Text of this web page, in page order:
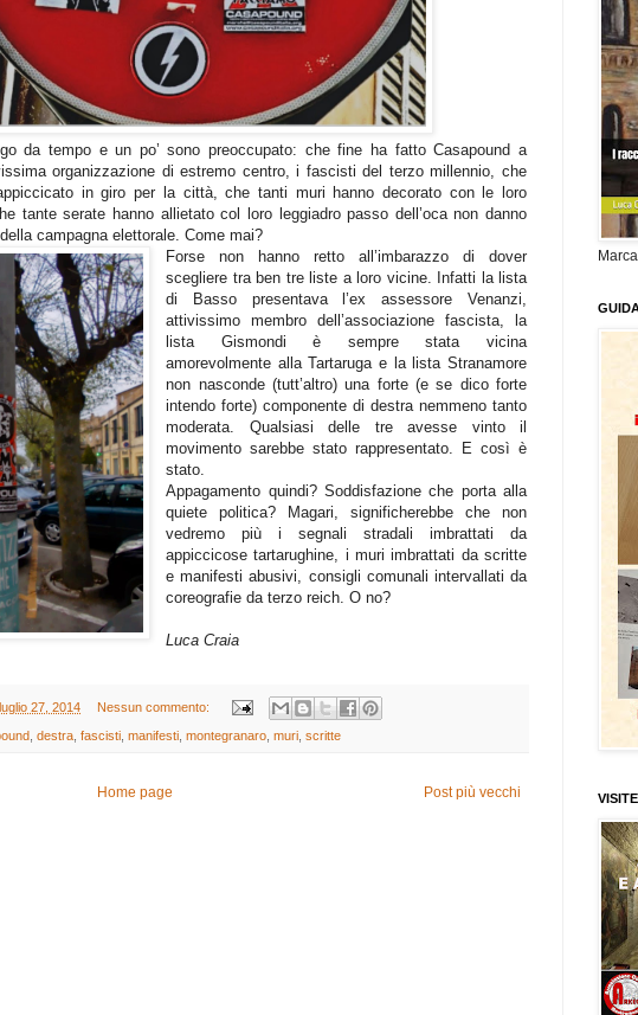
da tempo e un po’ sono preoccupato: che fine ha fatto Casapound a
organizzazione di estremo centro, i fascisti del terzo millennio, che
in giro per la città, che tanti muri hanno decorato con le loro
tante serate hanno allietato col loro leggiadro passo dell’oca non danno
campagna elettorale. Come mai?
Forse non hanno retto all’imbarazzo di dover
scegliere tra ben tre liste a loro vicine. Infatti la lista
di Basso presentava l’ex assessore Venanzi,
attivissimo membro dell’associazione fascista, la
lista Gismondi è sempre stata vicina
amorevolmente alla Tartaruga e la lista Stranamore
non nasconde (tutt’altro) una forte (e se dico forte
intendo forte) componente di destra nemmeno tanto
moderata. Qualsiasi delle tre avesse vinto il
movimento sarebbe stato rappresentato. E così è
stato.
Appagamento quindi? Soddisfazione che porta alla
quiete politica? Magari, significherebbe che non
vedremo più i segnali stradali imbrattati da
appiccicose tartarughine, i muri imbrattati da scritte
e manifesti abusivi, consigli comunali intervallati da
coreografie da terzo reich. O no?
Luca Craia
luglio 27, 2014 Nessun commento:
destra fascisti manifesti montegranaro muri scritte
Post più vecchi
Home page
Marca
VISITE